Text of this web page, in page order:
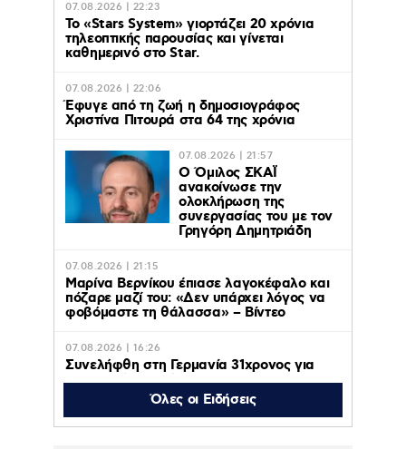
07.08.2026 | 22:23
Το «Stars System» γιορτάζει 20 χρόνια
τηλεοπτικής παρουσίας και γίνεται
καθημερινό στο Star.
07.08.2026 | 22:06
Έφυγε από τη ζωή η δημοσιογράφος
Χριστίνα Πιτουρά στα 64 της χρόνια
07.08.2026 | 21:57
Ο Όμιλος ΣΚΑΪ
ανακοίνωσε την
ολοκλήρωση της
συνεργασίας του με τον
Γρηγόρη Δημητριάδη
07.08.2026 | 21:15
Μαρίνα Βερνίκου έπιασε λαγοκέφαλο και
πόζαρε μαζί του: «Δεν υπάρχει λόγος να
φοβόμαστε τη θάλασσα» – Βίντεο
07.08.2026 | 16:26
Συνελήφθη στη Γερμανία 31χρονος για
δολοφονίες μελών της Greek Mafia,
κατηγορείται και για την εκτέλεση με 97
σφαίρες του Βαγγέλη Ζαμπούνη
Όλες οι Ειδήσεις